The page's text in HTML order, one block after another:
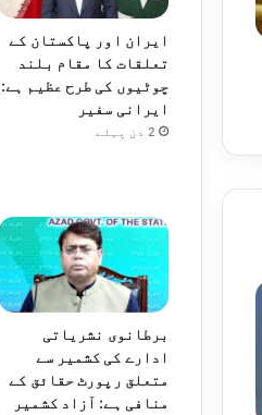
ایران اور پاکستان کے
تعلقات کا مقام بلند
چوٹیوں کی طرح عظیم ہے:
ایرانی سفیر
2 دن پہلے
برطانوی نشریاتی
ادارے کی کشمیر سے
متعلق رپورٹ حقائق کے
منافی ہے: آزاد کشمیر